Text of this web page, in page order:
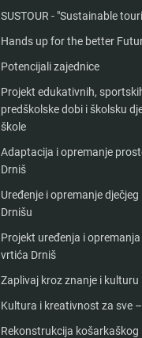
SUSTOUR - "Sustainable
Hands up for the better
Potencijali zajednice
Projekt edukativnih,
predškolske dobi i školsku
škole
Adaptacija i opremanje
Drniš
Uređenje i opremanje
Drnišu
Projekt uređenja i
vrtića Drniš
Zaplivaj kroz znanje i kulturu
Kultura i kreativnost za sve
Rekonstrukcija